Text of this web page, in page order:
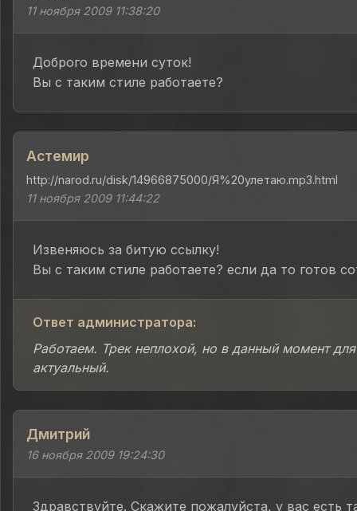
11 ноября 2009 11:38:20
Доброго времени суток!
Вы с таким стиле работаете?
Астемир
http://narod.ru/disk/14966875000/Я%20улетаю.mp3.html
11 ноября 2009 11:44:22
Извеняюсь за битую ссылку!
Вы с таким стиле работаете? если да то готов
Ответ администратора:
Работаем. Трек неплохой, но в данный момент
актуальный.
Дмитрий
16 ноября 2009 19:24:30
Здравствуйте. Скажите пожалуйста, у вас есть